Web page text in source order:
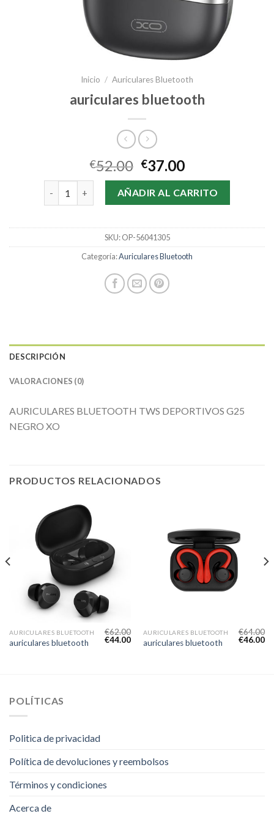
Inicio / Auriculares Bluetooth
auriculares bluetooth
€52.00 €37.00
auriculares bluetooth cantidadAÑADIR AL CARRITO
SKU:OP-56041305
Categoría:Auriculares Bluetooth
DESCRIPCIÓN
VALORACIONES (0)
AURICULARES BLUETOOTH TWS DEPORTIVOS G25
NEGRO XO
PRODUCTOS RELACIONADOS
AURICULARES BLUETOOTH
auriculares bluetooth
€62.00
€44.00
AURICULARES BLUETOOTH
auriculares bluetooth
€64.00
€46.00
POLÍTICAS
Politica de privacidad
Política de devoluciones y reembolsos
Términos y condiciones
Acerca de